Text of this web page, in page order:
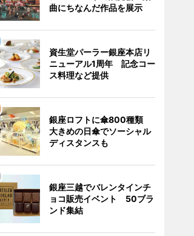
曲にちなんだ作品を展示
資生堂パーラー銀座本店リ
ニューアル1周年 記念コー
ス料理など提供
銀座ロフトに傘800種類
大きめの日傘でソーシャル
ディスタンスも
銀座三越でバレンタインチ
ョコ販売イベント 50ブラ
ンド集結